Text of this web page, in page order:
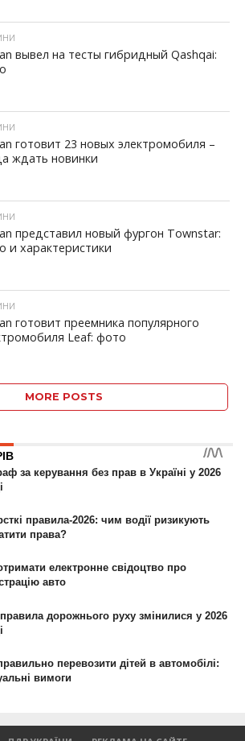
вывел на тесты гибридный Qashqai:
готовит 23 новых электромобиля –
ждать новинки
представил новый фургон Townstar:
и характеристики
готовит преемника популярного
Leaf: фото
MORE POSTS